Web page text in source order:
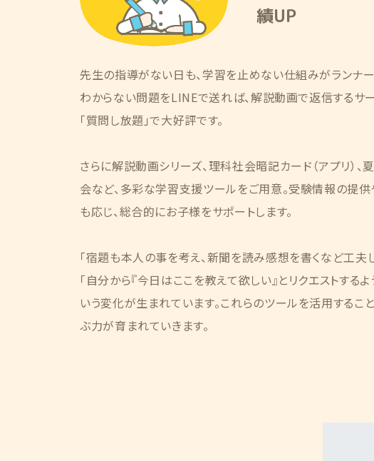
績UP
先生の指導がない日も、学習を止めない仕組みがランナー
わからない問題をLINEで送れば、解説動画で返信するサ
「質問し放題」で大好評です。
さらに解説動画シリーズ、理科社会暗記カード（アプリ）、
会など、多彩な学習支援ツールをご用意。受験情報の提
も応じ、総合的にお子様をサポートします。
「宿題も本人の事を考え、新聞を読み感想を書くなど工夫し
「自分から『今日はここを教えて欲しい』とリクエストするよ
いう変化が生まれています。これらのツールを活用するこ
ぶ力が育まれていきます。